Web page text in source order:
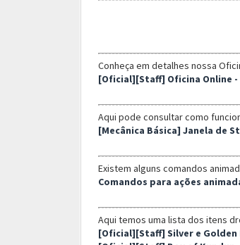
Conheça em detalhes nossa
[Oficial][Staff] Oficina Online
Aqui pode consultar como
[Mecânica Básica] Janela de
Existem alguns comandos
Comandos para ações
Aqui temos uma lista dos itens
[Oficial][Staff] Silver e Golden